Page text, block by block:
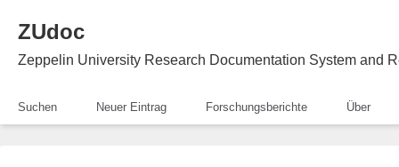
ZUdoc
Zeppelin University Research Documentation System and
Suchen Neuer Eintrag Forschungsberichte Über